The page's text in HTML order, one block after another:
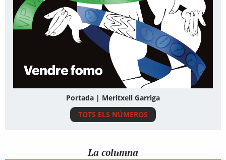
Portada | Meritxell Garriga
TOTS ELS NÚMEROS
La columna